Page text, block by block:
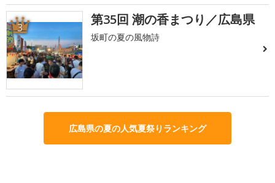
3 第35回 潮の香まつり／広島県
坂町の夏の風物詩
広島県の夏の人気夏祭りランキング